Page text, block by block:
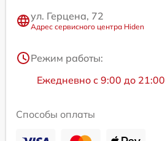
ул. Герцена, 72
Адрес сервисного центра Hiden
Режим работы:
Ежедневно с 9:00 до 21:00
Способы оплаты